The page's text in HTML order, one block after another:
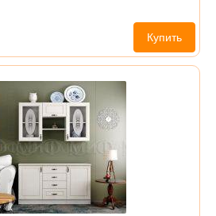
Купить